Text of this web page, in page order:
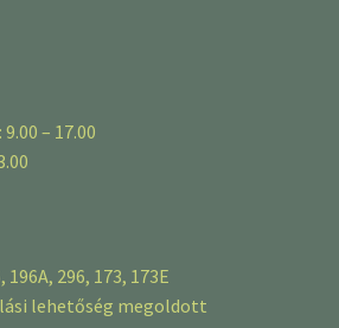
– 17.00
196A, 296, 173, 173E
lehetőség megoldott